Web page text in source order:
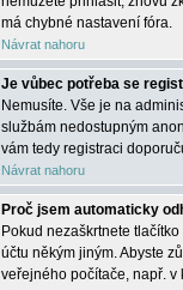
má chybné nastavení fóra.
Návrat nahoru
Je vůbec potřeba se
Nemusíte. Vše je na
službám nedostupným
vám tedy registraci
Návrat nahoru
Proč jsem automaticky
Pokud nezaškrtnete tlačítko
účtu někým jiným. Abyste
veřejného počítače, např.